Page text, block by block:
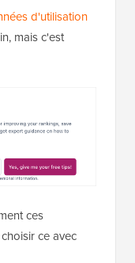
d'utilisation
mais c'est
ces
ce avec